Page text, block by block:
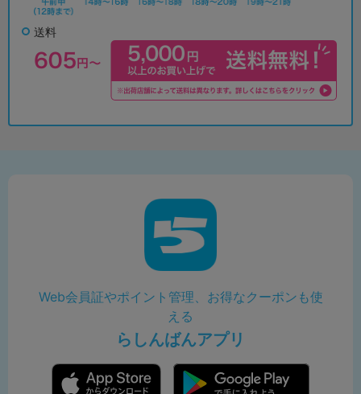
送料
Web会員証やポイント管理、お得なクーポンも使
える
らしんばんアプリ